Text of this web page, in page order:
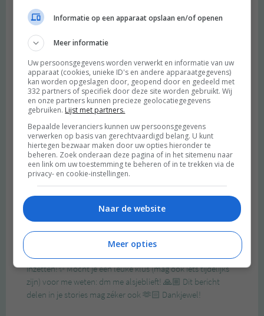
Informatie op een apparaat opslaan en/of openen
Meer informatie
Uw persoonsgegevens worden verwerkt en informatie van uw
apparaat (cookies, unieke ID's en andere apparaatgegevens)
kan worden opgeslagen door, geopend door en gedeeld met
332 partners of specifiek door deze site worden gebruikt. Wij
en onze partners kunnen precieze geolocatiegegevens
gebruiken. Lijst met partners.
Bepaalde leveranciers kunnen uw persoonsgegevens
verwerken op basis van gerechtvaardigd belang. U kunt
hiertegen bezwaar maken door uw opties hieronder te
beheren. Zoek onderaan deze pagina of in het sitemenu naar
een link om uw toestemming te beheren of in te trekken via de
privacy- en cookie-instellingen.
Naar de website
Meer opties